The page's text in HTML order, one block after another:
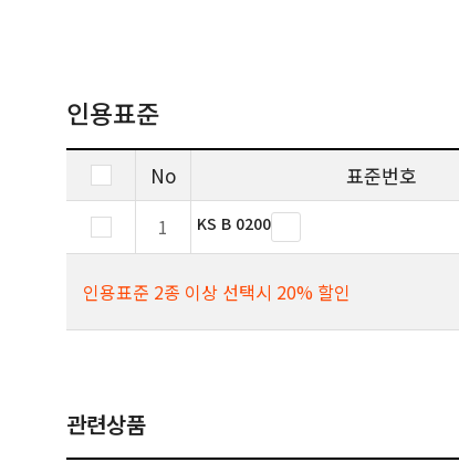
인용표준
No 표준번호
1 KS B 0200
인용표준 2종 이상 선택시 20% 할인
관련상품